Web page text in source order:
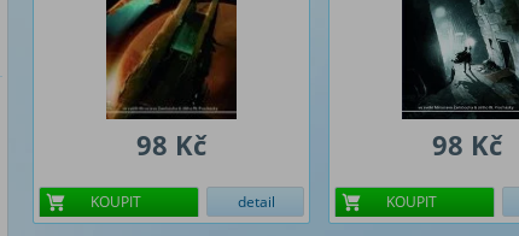
98 Kč
KOUPIT detail
98 Kč
KOUPIT